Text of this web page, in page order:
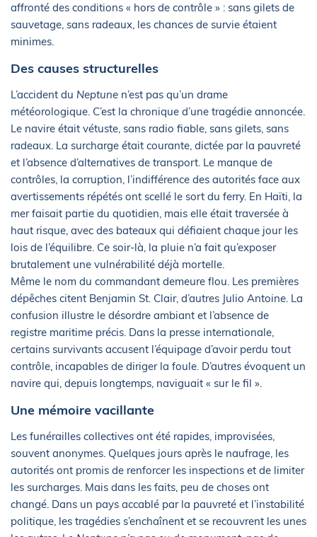
affronté des conditions « hors de contrôle » : sans gilets de
sauvetage, sans radeaux, les chances de survie étaient
minimes.
Des causes structurelles
L’accident du Neptune n’est pas qu’un drame
météorologique. C’est la chronique d’une tragédie annoncée.
Le navire était vétuste, sans radio fiable, sans gilets, sans
radeaux. La surcharge était courante, dictée par la pauvreté
et l’absence d’alternatives de transport. Le manque de
contrôles, la corruption, l’indifférence des autorités face aux
avertissements répétés ont scellé le sort du ferry. En Haïti, la
mer faisait partie du quotidien, mais elle était traversée à
haut risque, avec des bateaux qui défiaient chaque jour les
lois de l’équilibre. Ce soir-là, la pluie n’a fait qu’exposer
brutalement une vulnérabilité déjà mortelle.
Même le nom du commandant demeure flou. Les premières
dépêches citent Benjamin St. Clair, d’autres Julio Antoine. La
confusion illustre le désordre ambiant et l’absence de
registre maritime précis. Dans la presse internationale,
certains survivants accusent l’équipage d’avoir perdu tout
contrôle, incapables de diriger la foule. D’autres évoquent un
navire qui, depuis longtemps, naviguait « sur le fil ».
Une mémoire vacillante
Les funérailles collectives ont été rapides, improvisées,
souvent anonymes. Quelques jours après le naufrage, les
autorités ont promis de renforcer les inspections et de limiter
les surcharges. Mais dans les faits, peu de choses ont
changé. Dans un pays accablé par la pauvreté et l’instabilité
politique, les tragédies s’enchaînent et se recouvrent les unes